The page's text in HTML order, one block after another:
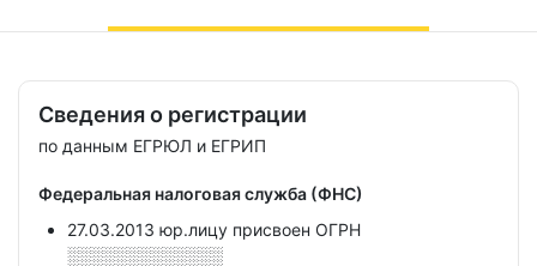
Сведения о регистрации
по данным ЕГРЮЛ и ЕГРИП
Федеральная налоговая служба (ФНС)
27.03.2013 юр.лицу присвоен ОГРН
░░░░░░░░░░░░░